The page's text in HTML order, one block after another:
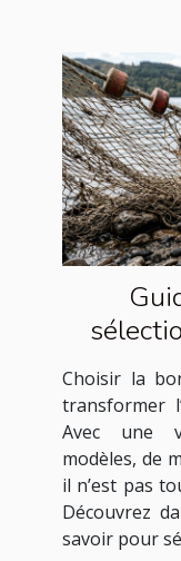
Choisir la
transformer
Avec une
modèles, de
il n’est pas
Découvrez
savoir pour